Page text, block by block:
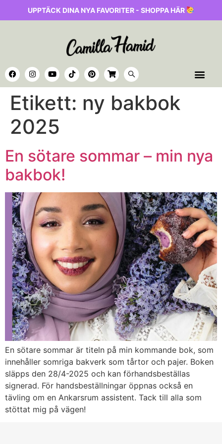
UPPTÄCK DINA NYA FAVORITER - SHOPPA HÄR
Etikett: ny bakbok
2025
En sötare sommar – min nya
bakbok!
En sötare sommar är titeln på min kommande bok, som
innehåller somriga bakverk som tårtor och pajer. Boken
släpps den 28/4-2025 och kan förhandsbeställas
signerad. För handsbeställningar öppnas också en
tävling om en Ankarsrum assistent. Tack till alla som
stöttat mig på vägen!